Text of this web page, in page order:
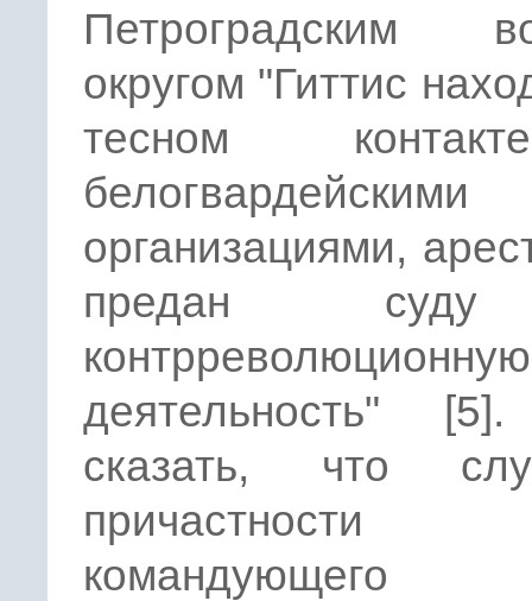
Петроградским
округом "Гиттис
тесном
белогвардейскими
организациями,
предан
контрреволюционную
деятельность"
сказать, что
причастности
командующего